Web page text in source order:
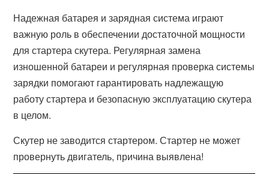
Надежная батарея и зарядная система играют
важную роль в обеспечении достаточной мощности
для стартера скутера. Регулярная замена
изношенной батареи и регулярная проверка системы
зарядки помогают гарантировать надлежащую
работу стартера и безопасную эксплуатацию скутера
в целом.
Скутер не заводится стартером. Стартер не может
провернуть двигатель, причина выявлена!